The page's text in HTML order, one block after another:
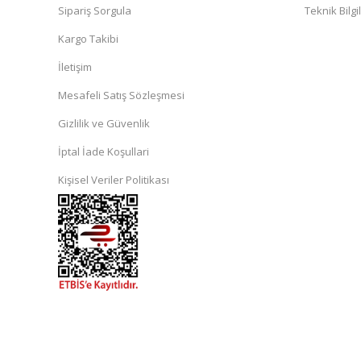
Sipariş Sorgula
Kargo Takibi
İletişim
Mesafeli Satış Sözleşmesi
Gizlilik ve Güvenlik
İptal İade Koşullari
Kişisel Veriler Politikası
Teknik